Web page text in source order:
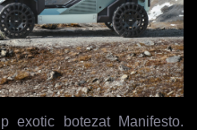
exotic botezat Manifesto.